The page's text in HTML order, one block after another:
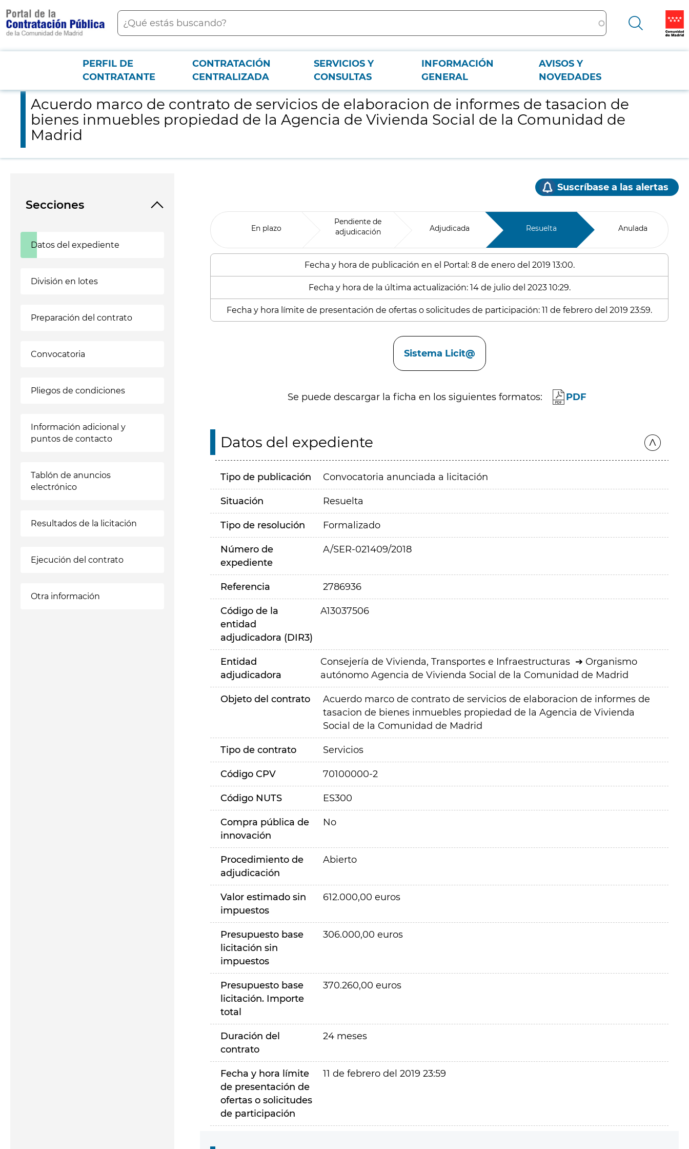
contenido
principal
Buscar
Menú PCON
PERFIL DE
CONTRATANTE
CONTRATACIÓN
CENTRALIZADA
SERVICIOS Y
CONSULTAS
INFORMACIÓN
GENERAL
AVISOS Y
NOVEDADES
Acuerdo marco de contrato de servicios de elaboracion de informes de tasacion de bienes inmuebles propiedad de la Agencia de Vivienda Social de la Comunidad de Madrid
Acuerdo marco de contrato de servicios de elaboracion de informes de tasacion de
bienes inmuebles propiedad de la Agencia de Vivienda Social de la Comunidad de
Madrid
Secciones
Datos del expediente
División en lotes
Preparación del contrato
Convocatoria
Pliegos de condiciones
Información adicional y
puntos de contacto
Tablón de anuncios
electrónico
Resultados de la licitación
Ejecución del contrato
Otra información
Suscríbase a las alertas
En plazo
Pendiente de
adjudicación
Adjudicada Resuelta Anulada
Fecha y hora de publicación en el Portal: 8 de enero del 2019 13:00.
Fecha y hora de la última actualización: 14 de julio del 2023 10:29.
Fecha y hora límite de presentación de ofertas o solicitudes de participación: 11 de febrero del 2019 23:59.
Sistema Licit@
Se puede descargar la ficha en los siguientes formatos: PDF
Datos del expediente
Tipo de publicación Convocatoria anunciada a licitación
Situación Resuelta
Tipo de resolución Formalizado
Número de
expediente
A/SER-021409/2018
Referencia 2786936
Código de la
entidad
adjudicadora (DIR3)
A13037506
Entidad
adjudicadora
Consejería de Vivienda, Transportes e Infraestructuras
Organismo
autónomo Agencia de Vivienda Social de la Comunidad de Madrid
Objeto del contrato
Acuerdo marco de contrato de servicios de elaboracion de informes de
tasacion de bienes inmuebles propiedad de la Agencia de Vivienda
Social de la Comunidad de Madrid
Tipo de contrato Servicios
Código CPV 70100000-2
Código NUTS ES300
Compra pública de
innovación
No
Procedimiento de
adjudicación
Abierto
Valor estimado sin
impuestos
612.000,00 euros
Presupuesto base
licitación sin
impuestos
306.000,00 euros
Presupuesto base
licitación. Importe
total
370.260,00 euros
Duración del
contrato
24 meses
Fecha y hora límite
de presentación de
ofertas o solicitudes
de participación
11 de febrero del 2019 23:59